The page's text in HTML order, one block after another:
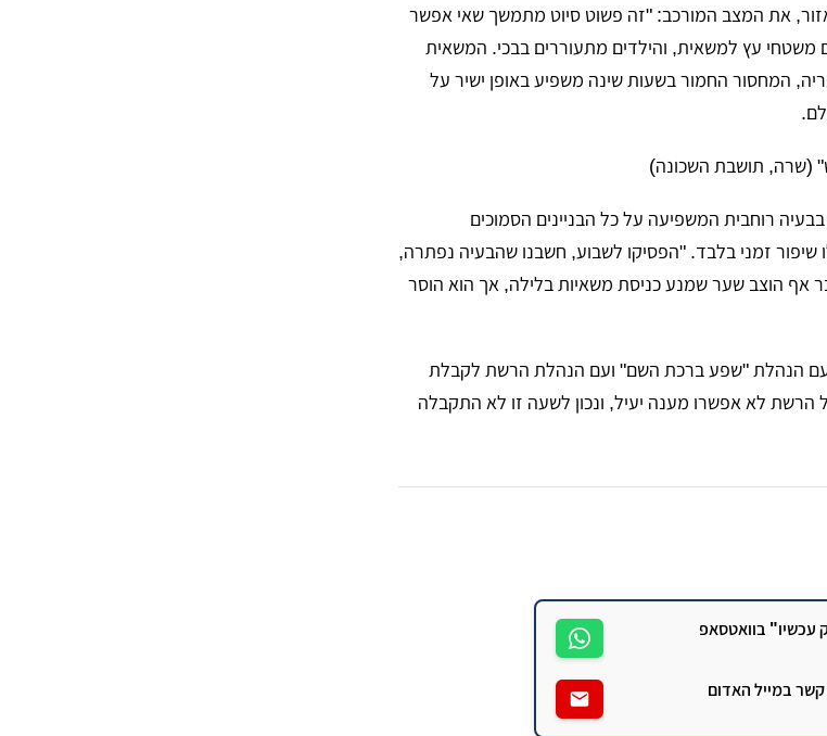
את המצב המורכב: "זה פשוט סיוט מתמשך שאי אפשר
משטחי עץ למשאית, והילדים מתעוררים בבכי. המשאית
המחסור החמור בשעות שינה משפיע באופן ישיר על
(שרה, תושבת השכונה)
רוחבית המשפיעה על כל הבניינים הסמוכים
זמני בלבד. "הפסיקו לשבוע, חשבנו שהבעיה נפתרה,
אף הוצב שער שמנע כניסת משאיות בלילה, אך הוא הוסר
עם הנהלת "שפע ברכת השם" ועם הנהלת הרשת לקבלת
לא אפשרו מענה יעיל, ונכון לשעה זו לא התקבלה
עכשיו" בוואטסאפ
קשר במייל האדום